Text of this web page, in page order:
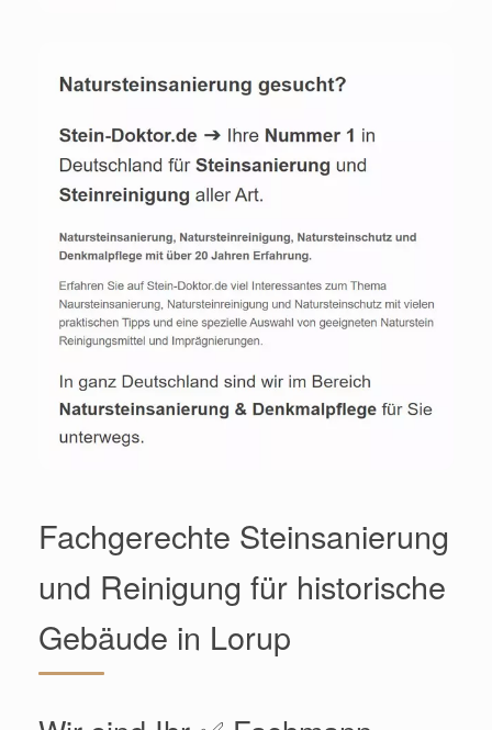
Fachgerechte Steinsanierung
und Reinigung für historische
Gebäude in Lorup